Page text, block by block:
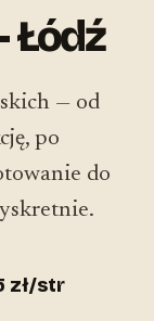
Łódź
— od
po
do
zł/str